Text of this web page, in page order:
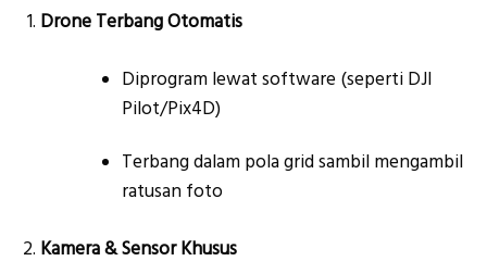
Drone Terbang Otomatis
Diprogram lewat software (seperti DJI
Pilot/Pix4D)
Terbang dalam pola grid sambil mengambil
ratusan foto
Kamera & Sensor Khusus